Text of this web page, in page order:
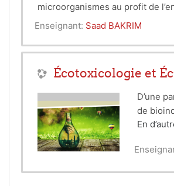
microorganismes au profit de
production de biofuels,
En outre, ce cours a pour
qualité appliquées en
(mesure de la diversité
Enseignant: Saad BAKRIM
Écotoxicologie et
D’une
de
En